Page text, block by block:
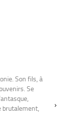
Son fils, à
Se
brutalement,